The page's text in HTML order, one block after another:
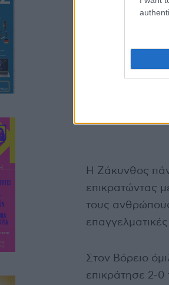
Η Ζάκυνθος
επικρατώντας
τους
Στον Βόρειο
επικράτησε 2-